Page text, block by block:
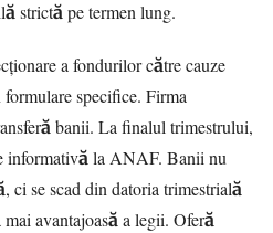
strictă pe termen lung.
a fondurilor către cauze
specifice. Firma
banii. La finalul trimestrului,
informativă la ANAF. Banii nu
ci se scad din datoria trimestrială
mai avantajoasă a legii. Oferă